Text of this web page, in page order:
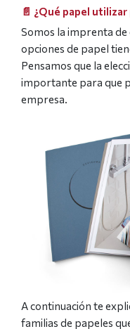
📄 ¿Qué papel
Somos la imprenta de
opciones de papel
Pensamos que la
importante para que
empresa.
A continuación te
familias de papeles